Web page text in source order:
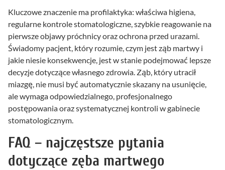
Kluczowe znaczenie ma profilaktyka: właściwa higiena,
regularne kontrole stomatologiczne, szybkie reagowanie na
pierwsze objawy próchnicy oraz ochrona przed urazami.
Świadomy pacjent, który rozumie, czym jest ząb martwy i
jakie niesie konsekwencje, jest w stanie podejmować lepsze
decyzje dotyczące własnego zdrowia. Ząb, który utracił
miazgę, nie musi być automatycznie skazany na usunięcie,
ale wymaga odpowiedzialnego, profesjonalnego
postępowania oraz systematycznej kontroli w gabinecie
stomatologicznym.
FAQ – najczęstsze pytania
dotyczące zęba martwego